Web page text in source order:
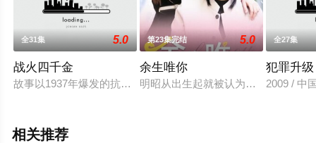
全31集 5.0
战火四千金
故事以1937年爆发的抗日战争为大背景，通过一个家族里不同人
第23集完结 5.0
余生唯你
明昭从出生起就被认为是不祥之人，
全27集
犯罪升
2009 / 中
相关推荐